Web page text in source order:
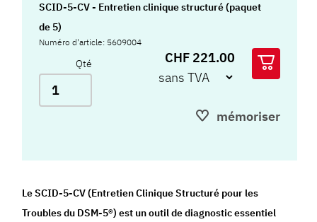
SCID-5-CV - Entretien clinique structuré (paquet
de 5)
Numéro d'article: 5609004
Qté CHF 221.00
mémoriser
Le SCID-5-CV (Entretien Clinique Structuré pour les
Troubles du DSM-5®) est un outil de diagnostic essentiel